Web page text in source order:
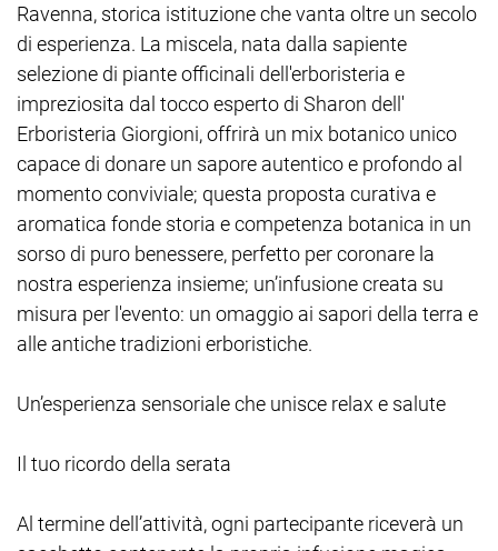
Ravenna, storica istituzione che vanta oltre un secolo
di esperienza. La miscela, nata dalla sapiente
selezione di piante officinali dell'erboristeria e
impreziosita dal tocco esperto di Sharon dell'
Erboristeria Giorgioni, offrirà un mix botanico unico
capace di donare un sapore autentico e profondo al
momento conviviale; questa proposta curativa e
aromatica fonde storia e competenza botanica in un
sorso di puro benessere, perfetto per coronare la
nostra esperienza insieme; un’infusione creata su
misura per l'evento: un omaggio ai sapori della terra e
alle antiche tradizioni erboristiche.
Un’esperienza sensoriale che unisce relax e salute
Il tuo ricordo della serata
Al termine dell’attività, ogni partecipante riceverà un